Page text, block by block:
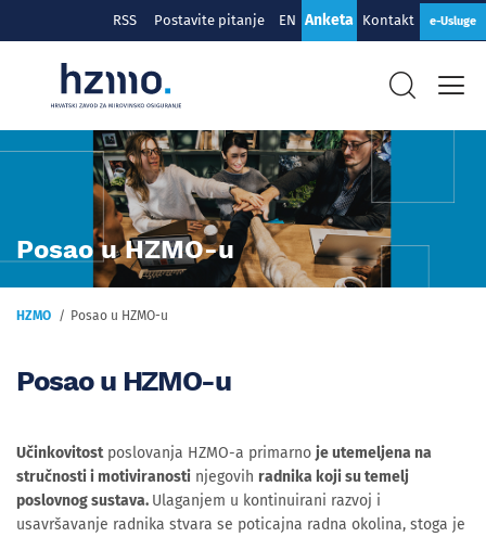
RSS Postavite pitanje EN Anketa Kontakt e-Usluge
Posao u HZMO-u
HZMO Posao u HZMO-u
Posao u HZMO-u
Učinkovitostposlovanja HZMO-a primarno je utemeljena na
stručnosti i motiviranosti njegovih radnika koji su temelj
poslovnog sustava. Ulaganjem u kontinuirani razvoj i
usavršavanje radnika stvara se poticajna radna okolina, stoga je